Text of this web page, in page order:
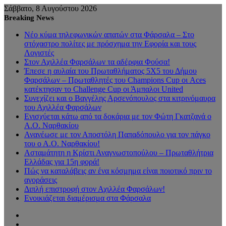
Σάββατο, 8 Αυγούστου 2026
Breaking News
Νέο κύμα τηλεφωνικών απατών στα Φάρσαλα – Στο
στόχαστρο πολίτες με πρόσχημα την Εφορία και τους
Λογιστές
Στον Αχιλλέα Φαρσάλων τα αδέρφια Φούσα!
Έπεσε η αυλαία του Πρωταθλήματος 5Χ5 του Δήμου
Φαρσάλων – Πρωταθλητές του Champions Cup οι Aces
κατέκτησαν το Challenge Cup οι Άμπαλοι United
Συνεχίζει και ο Βαγγέλης Αρσενόπουλος στα κιτρινόμαυρα
του Αχιλλέα Φαρσάλων
Ενισχύεται κάτω από τα δοκάρια με τον Φώτη Γκατζανά ο
Α.Ο. Ναρθακίου
Ανανέωσε με τον Αποστόλη Παπαδόπουλο για τον πάγκο
του ο Α.Ο. Ναρθακίου!
Ασταμάτητη η Κρίστι Αναγνωστοπούλου – Πρωταθλήτρια
Ελλάδας για 15η φορά!
Πώς να καταλάβεις αν ένα κόσμημα είναι ποιοτικό πριν το
αγοράσεις
Διπλή επιστροφή στον Αχιλλέα Φαρσάλων!
Ενοικιάζεται διαμέρισμα στα Φάρσαλα